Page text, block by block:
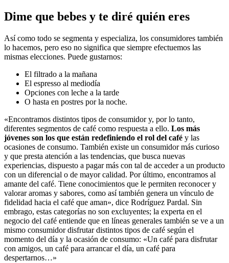
Dime que bebes y te diré quién eres
Así como todo se segmenta y especializa, los consumidores también
lo hacemos, pero eso no significa que siempre efectuemos las
mismas elecciones. Puede gustarnos:
El filtrado a la mañana
El espresso al mediodía
Opciones con leche a la tarde
O hasta en postres por la noche.
«Encontramos distintos tipos de consumidor y, por lo tanto,
diferentes segmentos de café como respuesta a ello. Los más
jóvenes son los que están redefiniendo el rol del café y las
ocasiones de consumo. También existe un consumidor más curioso
y que presta atención a las tendencias, que busca nuevas
experiencias, dispuesto a pagar más con tal de acceder a un producto
con un diferencial o de mayor calidad. Por último, encontramos al
amante del café. Tiene conocimientos que le permiten reconocer y
valorar aromas y sabores, como así también genera un vínculo de
fidelidad hacia el café que aman», dice Rodríguez Pardal. Sin
embrago, estas categorías no son excluyentes; la experta en el
negocio del café entiende que en líneas generales también se ve a un
mismo consumidor disfrutar distintos tipos de café según el
momento del día y la ocasión de consumo: «Un café para disfrutar
con amigos, un café para arrancar el día, un café para
despertarnos…»